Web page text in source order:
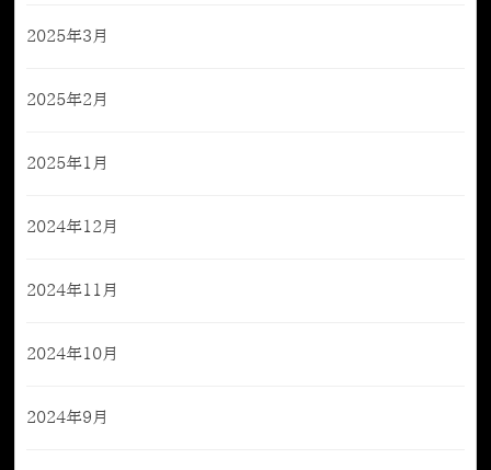
2025年3月
2025年2月
2025年1月
2024年12月
2024年11月
2024年10月
2024年9月